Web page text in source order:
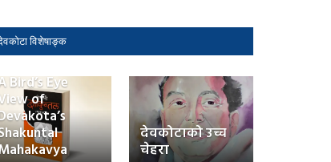
विशेषाङ्क
Bird’s Eye
of
देवकोटाको उच्च
चेहरा